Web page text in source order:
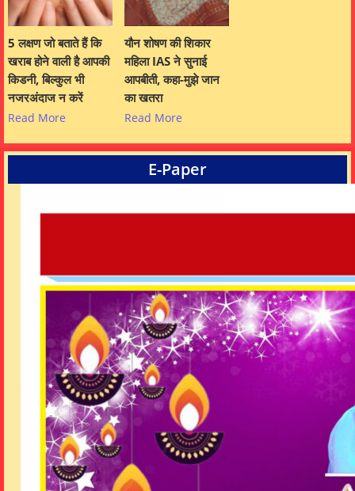
5 लक्षण जो बताते हैं कि
खराब होने वाली है आपकी
किडनी, बिल्कुल भी
नजरअंदाज न करें
Read More
यौन शोषण की शिकार
महिला IAS ने सुनाई
आपबीती, कहा-मुझे जान
का खतरा
Read More
E-Paper